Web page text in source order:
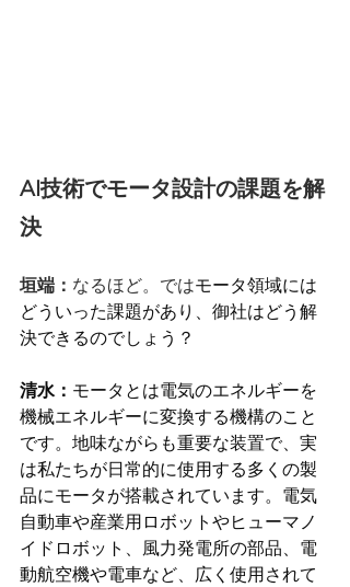
AI技術でモータ設計の課題を解
決
垣端： なるほど。ではモータ領域には
どういった課題があり、御社はどう解
決できるのでしょう？
清水： モータとは電気のエネルギーを
機械エネルギーに変換する機構のこと
です。地味ながらも重要な装置で、実
は私たちが日常的に使用する多くの製
品にモータが搭載されています。電気
自動車や産業用ロボットやヒューマノ
イドロボット、風力発電所の部品、電
動航空機や電車など、広く使用されて